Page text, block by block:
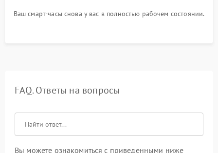
Ваш смарт-часы снова у вас в полностью рабочем состоянии.
FAQ. Ответы на вопросы
Вы можете ознакомиться с приведенными ниже